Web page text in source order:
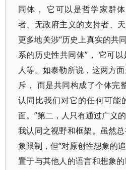
同体， 它可以是哲学家群
者、无政府主义的支持者、
更多地关涉“历史上真实的共
系的历史性共同体”， 它可
人等。如泰勒所说，这两方
斥， 而是共同构成了个体完
认同比我们对它的任何可能
面。”第二，人只有通过广义
我认同之视野和框架。虽然
象限制，但“对原创性想象的
置于与其他人的语言和想象